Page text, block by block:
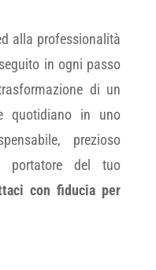
alla professionalità
in ogni passo
di un
quotidiano in uno
prezioso
del tuo
con fiducia per